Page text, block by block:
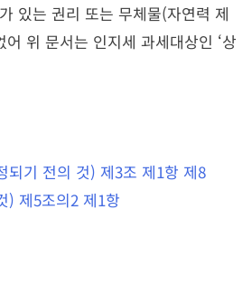
있는 권리 또는 무체물(자연력 제
어 위 문서는 인지세 과세대상인 ‘상
되기 전의 것) 제3조 제1항 제8
) 제5조의2 제1항